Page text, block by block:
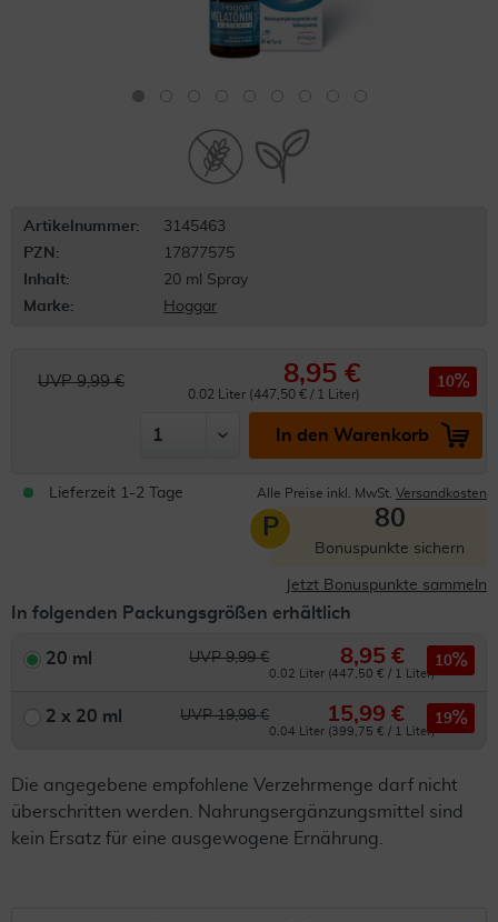
Artikelnummer:
3145463
PZN:
17877575
Inhalt:
20 ml Spray
Marke:
Hoggar
UVP 9,99 € 8,95 €
0.02 Liter (447,50 € / 1 Liter)
10
In den Warenkorb
Lieferzeit 1-2 Tage Alle Preise inkl. MwSt. Versandkosten
P 80
Bonuspunkte sichern
Jetzt Bonuspunkte sammeln
In folgenden Packungsgrößen erhältlich
20 ml UVP 9,99 € 8,95 €
0.02 Liter (447,50 € / 1 Liter)
10
2 x 20 ml UVP 19,98 € 15,99 €
0.04 Liter (399,75 € / 1 Liter)
19
Die angegebene empfohlene Verzehrmenge darf nicht
überschritten werden. Nahrungsergänzungsmittel sind
kein Ersatz für eine ausgewogene Ernährung.